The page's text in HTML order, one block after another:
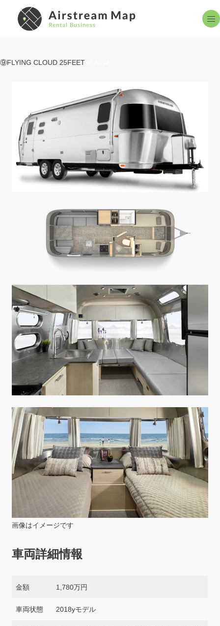
About
QA
News
掲載申し込み
Reception
設置までの流れ
Flow
お問い合わせ
Contact Us
⑨FLYING CLOUD 25FEET
画像はイメージです
車両詳細情報
金額 1,780万円
車両状態 2018yモデル